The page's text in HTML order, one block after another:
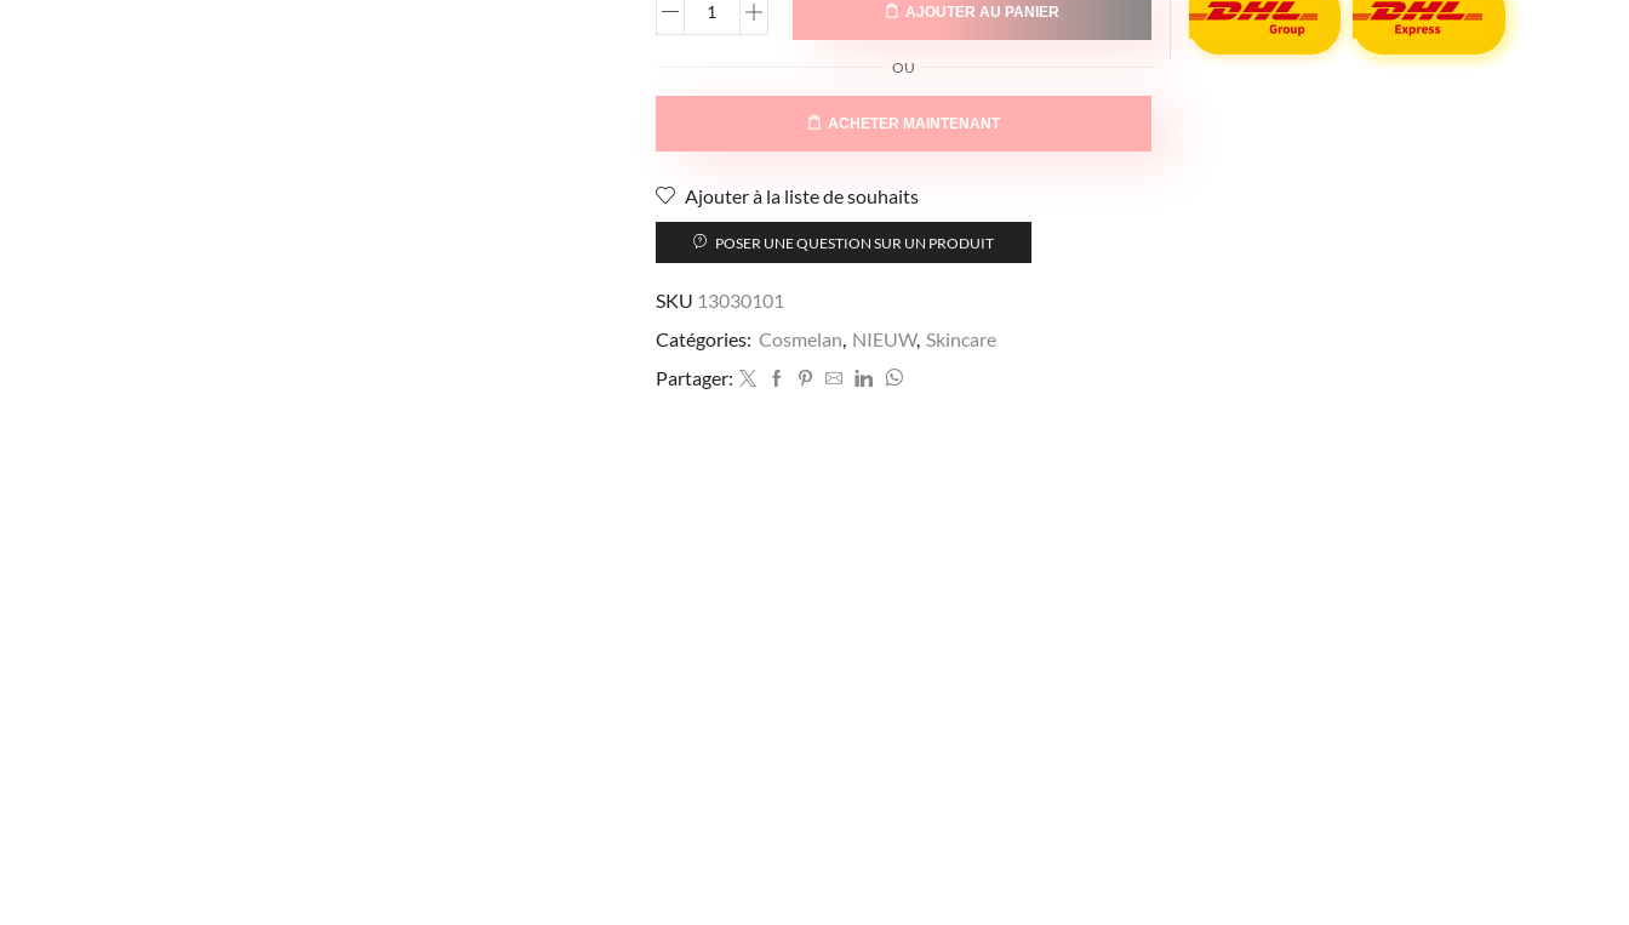
AJOUTER AU PANIER
OU
ACHETER MAINTENANT
Ajouter à la liste de souhaits
POSER UNE QUESTION SUR UN PRODUIT
SKU 13030101
Catégories: Cosmelan NIEUW, Skincare
Partager: